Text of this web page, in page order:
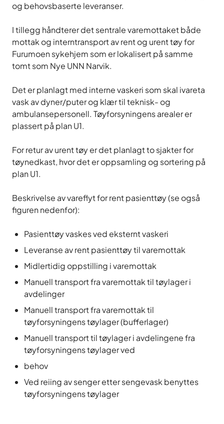
og behovsbaserte leveranser.
I tillegg håndterer det sentrale varemottaket både
mottak og interntransport av rent og urent tøy for
Furumoen sykehjem som er lokalisert på samme
tomt som Nye UNN Narvik.
Det er planlagt med interne vaskeri som skal ivareta
vask av dyner/puter og klær til teknisk- og
ambulansepersonell. Tøyforsyningens arealer er
plassert på plan U1.
For retur av urent tøy er det planlagt to sjakter for
tøynedkast, hvor det er oppsamling og sortering på
plan U1.
Beskrivelse av vareflyt for rent pasienttøy (se også
figuren nedenfor):
Pasienttøy vaskes ved eksternt vaskeri
Leveranse av rent pasienttøy til varemottak
Midlertidig oppstilling i varemottak
Manuell transport fra varemottak til tøylager i
avdelinger
Manuell transport fra varemottak til
tøyforsyningens tøylager (bufferlager)
Manuell transport til tøylager i avdelingene fra
tøyforsyningens tøylager ved
behov
Ved reiing av senger etter sengevask benyttes
tøyforsyningens tøylager